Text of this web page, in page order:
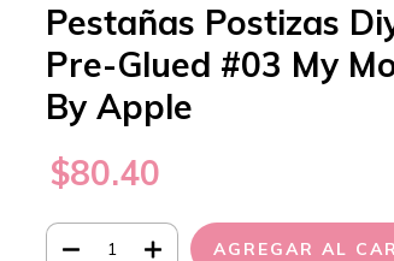
Pestañas Postizas
Pre-Glued #03 My
By Apple
$80.40